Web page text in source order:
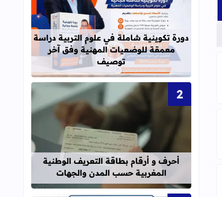
والعلاجات
والاكتساب
قراءة المزيد عن دورة تكوينية
دورة تكوينية شاملة في علوم التربية دراسة
معمقة للوضعيات المهنية وفق آخر
توصيف
قراءة المزيد عن أحرف و أرقام
أحرف و أرقام بطاقة التعريف الوطنية
المغربية حسب المدن والجهات